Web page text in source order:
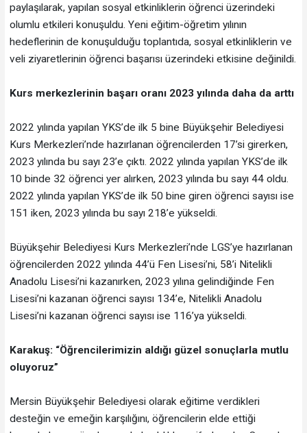
paylaşılarak, yapılan sosyal etkinliklerin öğrenci üzerindeki
olumlu etkileri konuşuldu. Yeni eğitim-öğretim yılının
hedeflerinin de konuşulduğu toplantıda, sosyal etkinliklerin ve
veli ziyaretlerinin öğrenci başarısı üzerindeki etkisine değinildi.
Kurs merkezlerinin başarı oranı 2023 yılında daha da arttı
2022 yılında yapılan YKS’de ilk 5 bine Büyükşehir Belediyesi
Kurs Merkezleri’nde hazırlanan öğrencilerden 17’si girerken,
2023 yılında bu sayı 23’e çıktı. 2022 yılında yapılan YKS’de ilk
10 binde 32 öğrenci yer alırken, 2023 yılında bu sayı 44 oldu.
2022 yılında yapılan YKS’de ilk 50 bine giren öğrenci sayısı ise
151 iken, 2023 yılında bu sayı 218’e yükseldi.
Büyükşehir Belediyesi Kurs Merkezleri’nde LGS’ye hazırlanan
öğrencilerden 2022 yılında 44’ü Fen Lisesi’ni, 58’i Nitelikli
Anadolu Lisesi’ni kazanırken, 2023 yılına gelindiğinde Fen
Lisesi’ni kazanan öğrenci sayısı 134’e, Nitelikli Anadolu
Lisesi’ni kazanan öğrenci sayısı ise 116’ya yükseldi.
Karakuş: “Öğrencilerimizin aldığı güzel sonuçlarla mutlu
oluyoruz”
Mersin Büyükşehir Belediyesi olarak eğitime verdikleri
desteğin ve emeğin karşılığını, öğrencilerin elde ettiği